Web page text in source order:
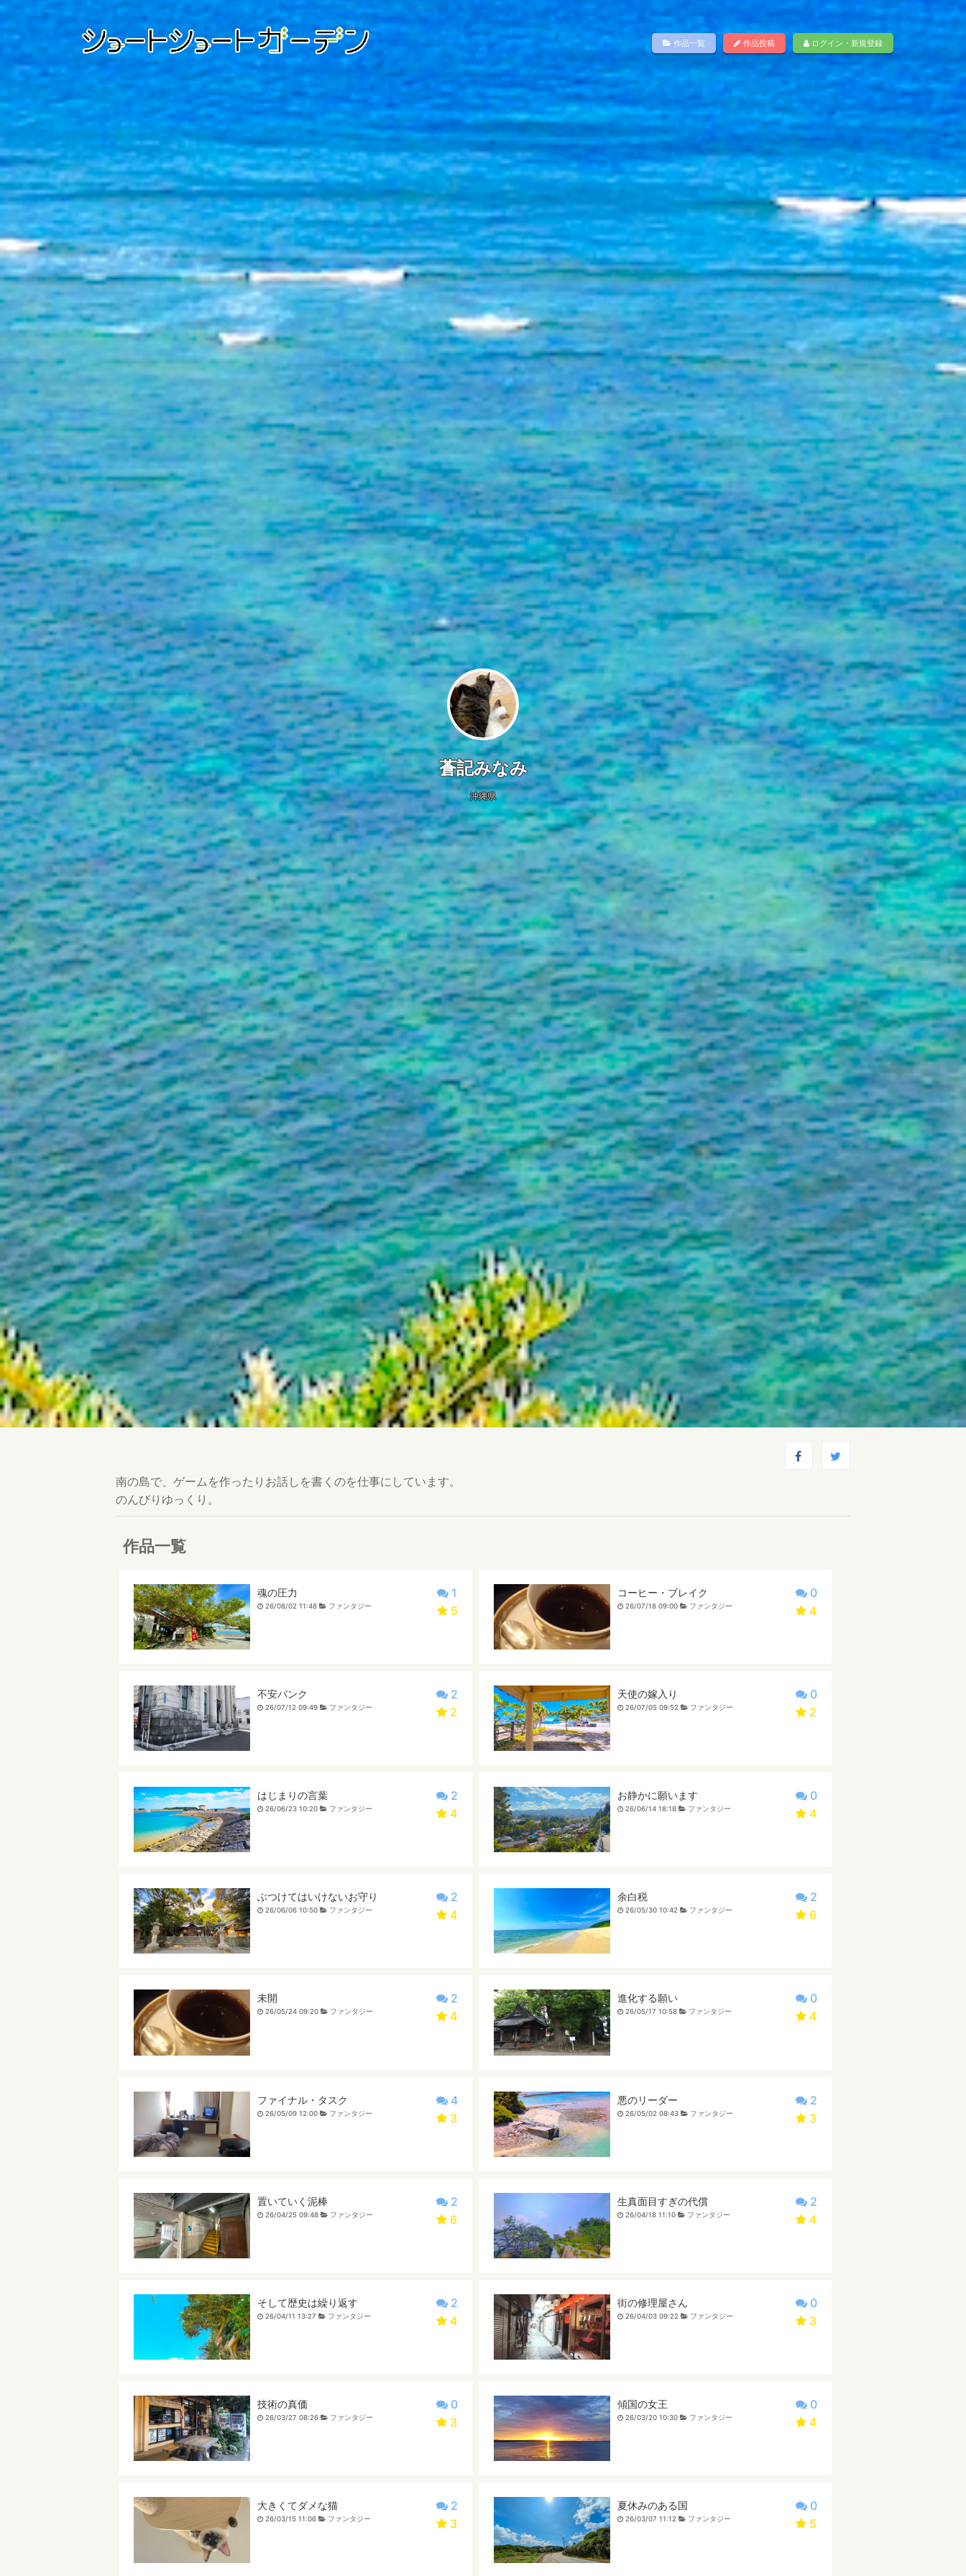
作品一覧 作品投稿 ログイン・新規登録
蒼記みなみ
沖縄県
南の島で、ゲームを作ったりお話しを書くのを仕事にしています。
のんびりゆっくり。
作品一覧
1
5
魂の圧力
26/08/02 11:48 ファンタジー
0
4
コーヒー・ブレイク
26/07/18 09:00 ファンタジー
2
2
不安バンク
26/07/12 09:49 ファンタジー
0
2
天使の嫁入り
26/07/05 09:52 ファンタジー
2
4
はじまりの言葉
26/06/23 10:20 ファンタジー
0
4
お静かに願います
26/06/14 18:18 ファンタジー
2
4
ぶつけてはいけないお守り
26/06/06 10:50 ファンタジー
2
6
余白税
26/05/30 10:42 ファンタジー
2
4
未開
26/05/24 09:20 ファンタジー
0
4
進化する願い
26/05/17 10:58 ファンタジー
4
3
ファイナル・タスク
26/05/09 12:00 ファンタジー
2
3
悪のリーダー
26/05/02 08:43 ファンタジー
2
6
置いていく泥棒
26/04/25 09:48 ファンタジー
2
4
生真面目すぎの代償
26/04/18 11:10 ファンタジー
2
4
そして歴史は繰り返す
26/04/11 13:27 ファンタジー
0
3
街の修理屋さん
26/04/03 09:22 ファンタジー
0
3
技術の真価
26/03/27 08:26 ファンタジー
0
4
傾国の女王
26/03/20 10:30 ファンタジー
2
3
大きくてダメな猫
26/03/15 11:06 ファンタジー
0
5
夏休みのある国
26/03/07 11:12 ファンタジー